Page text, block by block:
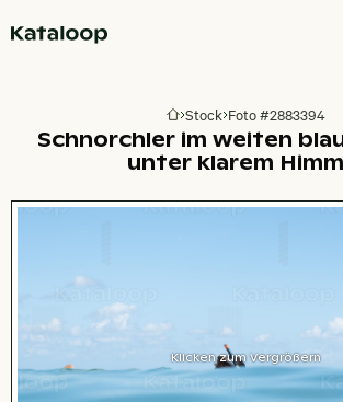
Zur Homepage
Stock Foto #2883394
Schnorchler im weiten
unter klarem
Klicken zum Vergrößern